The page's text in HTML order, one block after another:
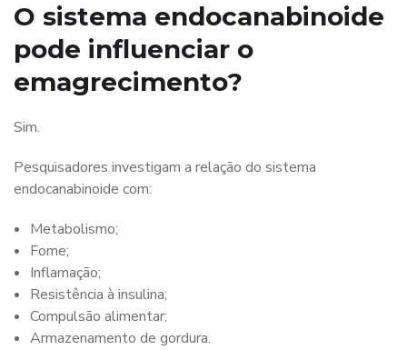
O sistema endocanabinoide
pode influenciar o
emagrecimento?
Sim.
Pesquisadores investigam a relação do sistema
endocanabinoide com:
Metabolismo;
Fome;
Inflamação;
Resistência à insulina;
Compulsão alimentar;
Armazenamento de gordura.